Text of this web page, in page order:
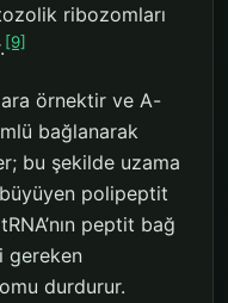
ribozomları
[9]
örnektir ve A-
bağlanarak
bu şekilde uzama
polipeptit
peptit bağ
gereken
durdurur.